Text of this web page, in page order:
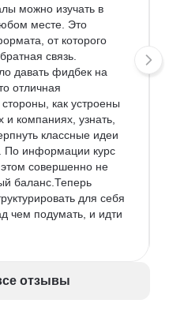
можно изучать в
месте. Это
от которого
связь.
давать фидбек на
отличная
как устроены
и компаниях, узнать,
классные идеи
По информации курс
совершенно не
баланс.Теперь
для себя
чем подумать, и идти
отзывы